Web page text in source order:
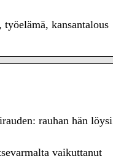
kansantalous
rauhan hän löysi
vaikuttanut